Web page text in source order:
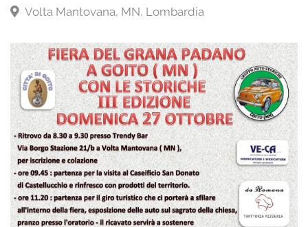
Volta Mantovana, MN, Lombardia